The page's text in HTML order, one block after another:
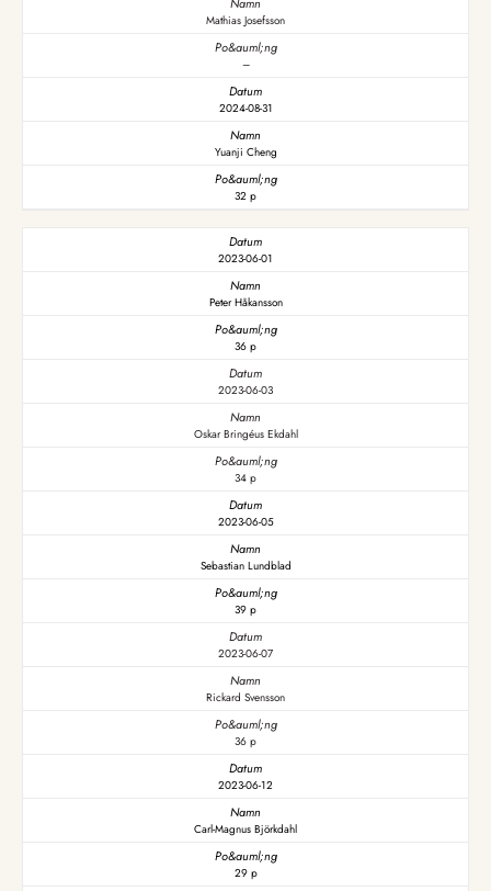
Mathias Josefsson
–
2024-08-31
Yuanji Cheng
32 p
2023-06-01
Peter Håkansson
36 p
2023-06-03
Oskar Bringéus Ekdahl
34 p
2023-06-05
Sebastian Lundblad
39 p
2023-06-07
Rickard Svensson
36 p
2023-06-12
Carl-Magnus Björkdahl
29 p